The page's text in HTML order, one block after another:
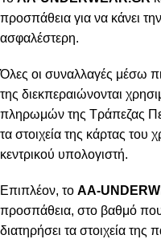
προσπάθεια για να κάνει
ασφαλέστερη.
Όλες οι συναλλαγές μέσω
της διεκπεραιώνονται
πληρωμών της Τράπεζας
τα στοιχεία της κάρτας
κεντρικού υπολογιστή.
Επιπλέον, το AA-
προσπάθεια, στο βαθμό που
διατηρήσει τα στοιχεία